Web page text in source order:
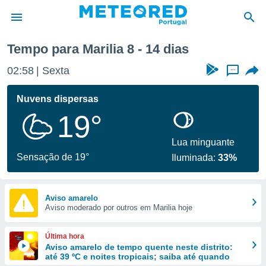
da
foi
fornecidas
a este
das
e
forma
digital
Tempo para Marilia 8 - 14 dias
02:58 Sexta ...
Nuvens dispersas
19°
Sensação de 19°
Lua minguante
Iluminada:33%
Aviso amarelo
Aviso moderado por outros em Marilia hoje
Última hora
Aviso amarelo de tempo quente neste distrito:
até 39 ºC e noites tropicais; saiba até quando